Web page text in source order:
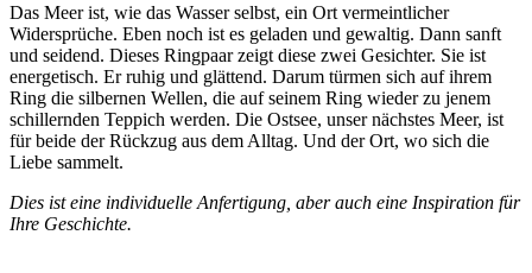
Das Meer ist, wie das Wasser selbst, ein Ort vermeintlicher
Widersprüche. Eben noch ist es geladen und gewaltig. Dann sanft
und seidend. Dieses Ringpaar zeigt diese zwei Gesichter. Sie ist
energetisch. Er ruhig und glättend. Darum türmen sich auf ihrem
Ring die silbernen Wellen, die auf seinem Ring wieder zu jenem
schillernden Teppich werden. Die Ostsee, unser nächstes Meer, ist
für beide der Rückzug aus dem Alltag. Und der Ort, wo sich die
Liebe sammelt.
Dies ist eine individuelle Anfertigung, aber auch eine Inspiration für
Ihre Geschichte.